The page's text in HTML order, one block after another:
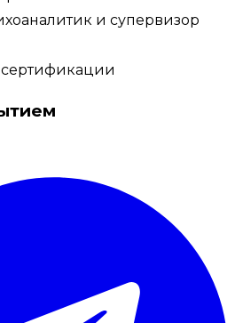
и супервизор
сертификации